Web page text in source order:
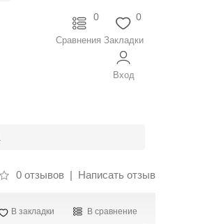
0
Закладки
0
Сравнения
Вход
0 отзывов| Написать отзыв
В закладки В сравнение